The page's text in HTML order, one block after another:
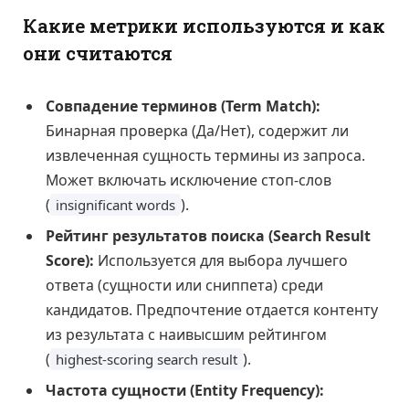
Какие метрики используются и как
они считаются
Совпадение терминов (Term Match):
Бинарная проверка (Да/Нет), содержит ли
извлеченная сущность термины из запроса.
Может включать исключение стоп-слов
( insignificant words ).
Рейтинг результатов поиска (Search Result
Score): Используется для выбора лучшего
ответа (сущности или сниппета) среди
кандидатов. Предпочтение отдается контенту
из результата с наивысшим рейтингом
( highest-scoring search result ).
Частота сущности (Entity Frequency):